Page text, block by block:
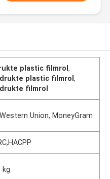
plastic filmrol,
plastic filmrol,
filmrol
Union, MoneyGram
kg